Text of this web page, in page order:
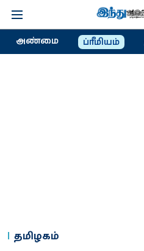
அண்மை ப்ரீமியம்
தமிழகம்